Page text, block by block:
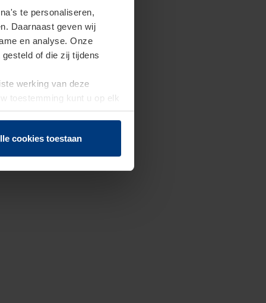
te personaliseren,
Daarnaast geven wij
en analyse. Onze
of die zij tijdens
werking van deze
toestemming kunt u op elk
herroepen.
cookies toestaan